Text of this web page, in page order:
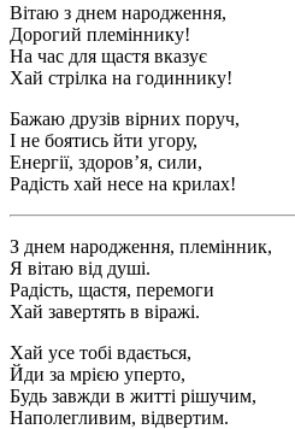
Вітаю з днем народження,
Дорогий племіннику!
На час для щастя вказує
Хай стрілка на годиннику!
Бажаю друзів вірних поруч,
І не боятись йти угору,
Енергії, здоров’я, сили,
Радість хай несе на крилах!
З днем народження, племінник,
Я вітаю від душі.
Радість, щастя, перемоги
Хай завертять в віражі.
Хай усе тобі вдається,
Йди за мрією уперто,
Будь завжди в житті рішучим,
Наполегливим, відвертим.